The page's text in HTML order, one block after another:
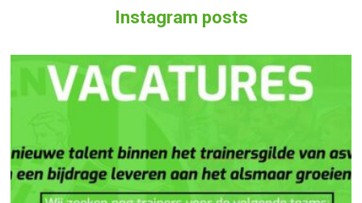
Instagram posts